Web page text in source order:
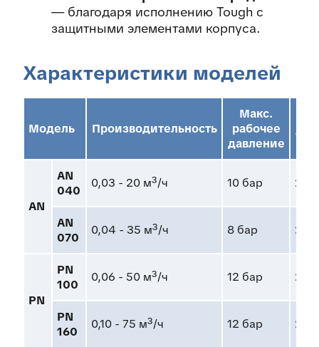
— благодаря исполнению Tough с
защитными элементами корпуса.
Характеристики моделей
Модель Производительность
Макс.
рабочее
давление
AN
AN
040
0,03 - 20 м³/ч 10 бар 200
AN
070
0,04 - 35 м³/ч 8 бар 200
PN
PN
100
0,06 - 50 м³/ч 12 бар 200
PN
160
0,10 - 75 м³/ч 12 бар 200